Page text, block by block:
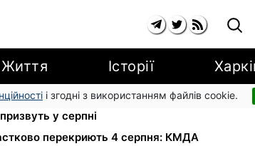
Життя Історії
і згодні з використанням файлів cookie.
та вечірники втрачають відстрочку від
у серпні
перекриють 4 серпня: КМДА